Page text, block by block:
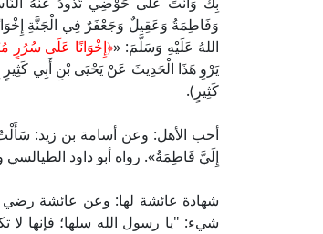
وَفَاطِمَةُ وَعَقِيلٌ وَجَعْفَرٌ فِي الْجَنَّةِ
اللهُ عَلَيْهِ وَسَلَّمَ: «﴿إِخْوَانًا عَلَى سُرُرٍ
يَرْوِ هَذَا الْحَدِيثَ عَنْ يَحْيَى بْنِ أَبِي
كَثِيرٍ).
أحب الأهل: وعن أسامة بن زيد:
إِلَيَّ فَاطِمَةُ». رواه أبو داود
شهادة عائشة لها: وعن عائشة رضي
شيء: "يا رسول الله سلها؛ فإنها